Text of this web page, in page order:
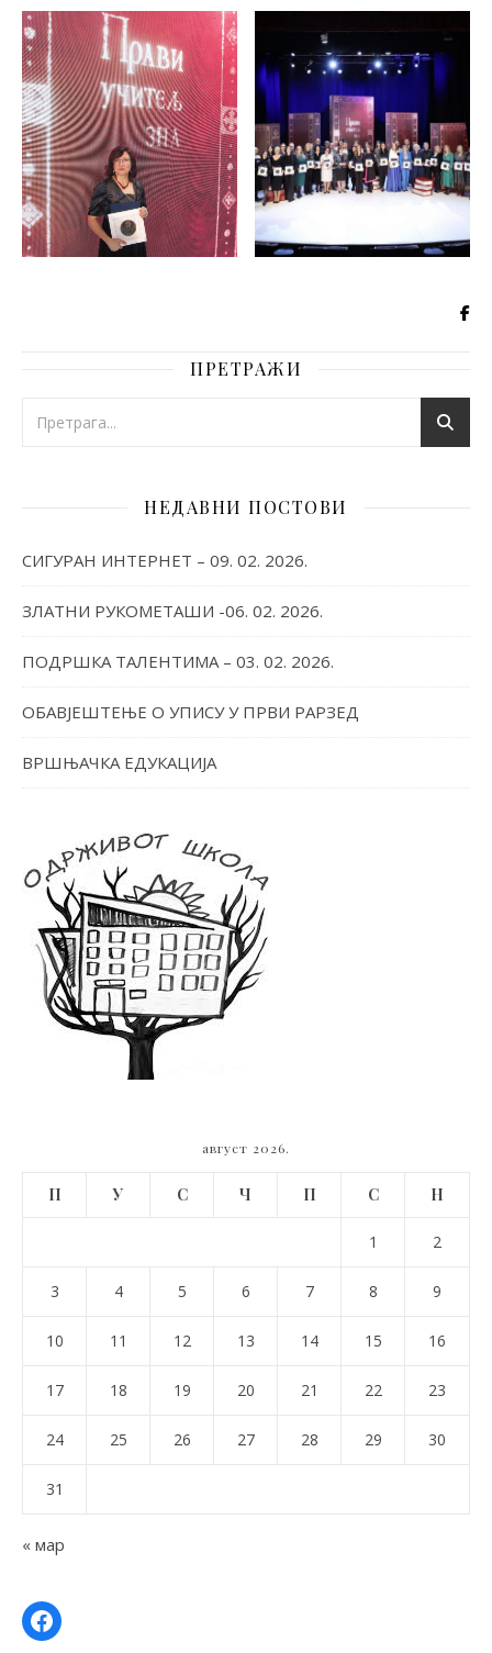
ПРЕТРАЖИ
НЕДАВНИ ПОСТОВИ
СИГУРАН ИНТЕРНЕТ – 09. 02. 2026.
ЗЛАТНИ РУКОМЕТАШИ -06. 02. 2026.
ПОДРШКА ТАЛЕНТИМА – 03. 02. 2026.
ОБАВЈЕШТЕЊЕ О УПИСУ У ПРВИ РАРЗЕД
ВРШЊАЧКА ЕДУКАЦИЈА
август 2026.
П У С Ч П С Н
1 2
3 4 5 6 7 8 9
10 11 12 13 14 15 16
17 18 19 20 21 22 23
24 25 26 27 28 29 30
31
« мар